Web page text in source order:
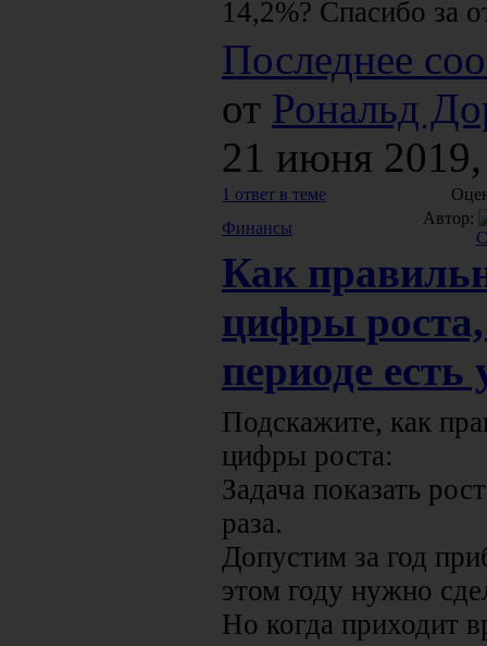
14,2%? Спасибо за
Последнее
от Рональд
21 июня
1 ответ в теме
Финансы
Автор:
Как
цифры
периоде есть
Подскажите, как
цифры роста:
Задача показать
раза.
Допустим за год
этом году нужно
Но когда приходит